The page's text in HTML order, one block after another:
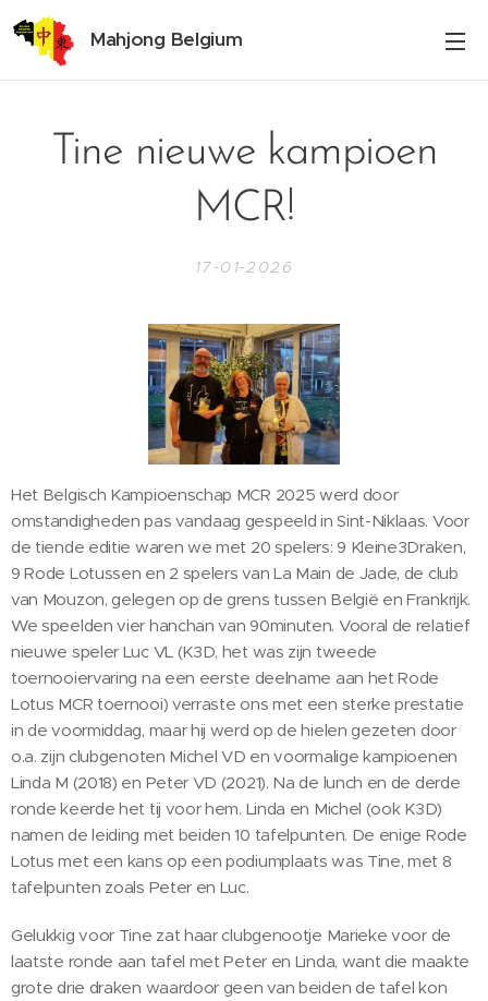
Mahjong Belgium
Tine nieuwe kampioen
MCR!
17-01-2026
Het Belgisch Kampioenschap MCR 2025 werd door
omstandigheden pas vandaag gespeeld in Sint-Niklaas. Voor
de tiende editie waren we met 20 spelers: 9 Kleine3Draken,
9 Rode Lotussen en 2 spelers van La Main de Jade, de club
van Mouzon, gelegen op de grens tussen België en Frankrijk.
We speelden vier hanchan van 90minuten. Vooral de relatief
nieuwe speler Luc VL (K3D, het was zijn tweede
toernooiervaring na een eerste deelname aan het Rode
Lotus MCR toernooi) verraste ons met een sterke prestatie
in de voormiddag, maar hij werd op de hielen gezeten door
o.a. zijn clubgenoten Michel VD en voormalige kampioenen
Linda M (2018) en Peter VD (2021). Na de lunch en de derde
ronde keerde het tij voor hem. Linda en Michel (ook K3D)
namen de leiding met beiden 10 tafelpunten. De enige Rode
Lotus met een kans op een podiumplaats was Tine, met 8
tafelpunten zoals Peter en Luc.
Gelukkig voor Tine zat haar clubgenootje Marieke voor de
laatste ronde aan tafel met Peter en Linda, want die maakte
grote drie draken waardoor geen van beiden de tafel kon